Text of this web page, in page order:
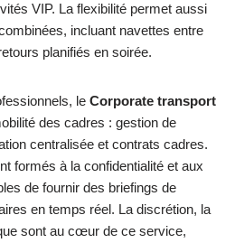
VIP. La flexibilité permet aussi
incluant navettes entre
planifiés en soirée.
le Corporate transport
des cadres : gestion de
centralisée et contrats cadres.
formés à la confidentialité et aux
de fournir des briefings de
en temps réel. La discrétion, la
sont au cœur de ce service,